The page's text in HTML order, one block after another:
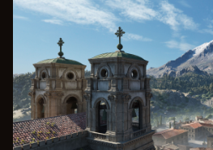
los
ser
vid
ore
s
de
Go
ogl
e.